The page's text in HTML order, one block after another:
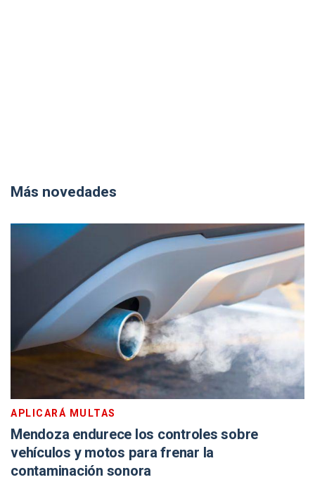
Más novedades
APLICARÁ MULTAS
Mendoza endurece los controles sobre
vehículos y motos para frenar la
contaminación sonora